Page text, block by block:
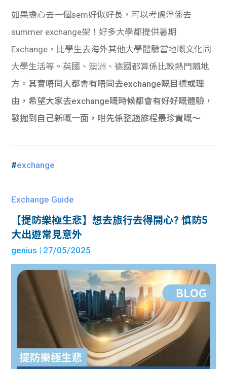
如果擔心去一個sem好似好長，可以考慮淨係去
summer exchange架！好多大學都提供暑期
Exchange，比學生去海外其他大學體驗當地嘅文化同
大學生活等。英國、澳洲、德國都算係比較熱門嘅地
方。 其實唔同人都會有唔同去exchange嘅目標或理
由，希望大家去exchange嘅時候都會有好好嘅體驗，
發掘到自己新嘅一面，咁先係整趟旅程最珍貴嘅～
#exchange
Exchange Guide
【提防樂極生悲】想去旅行去得開心? 慎防5
大出遊常見意外
genius | 27/05/2025